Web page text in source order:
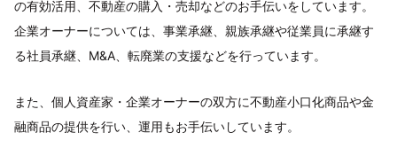
の有効活用、不動産の購入・売却などのお手伝いをしています。
企業オーナーについては、事業承継、親族承継や従業員に承継す
る社員承継、M&A、転廃業の支援などを行っています。
また、個人資産家・企業オーナーの双方に不動産小口化商品や金
融商品の提供を行い、運用もお手伝いしています。